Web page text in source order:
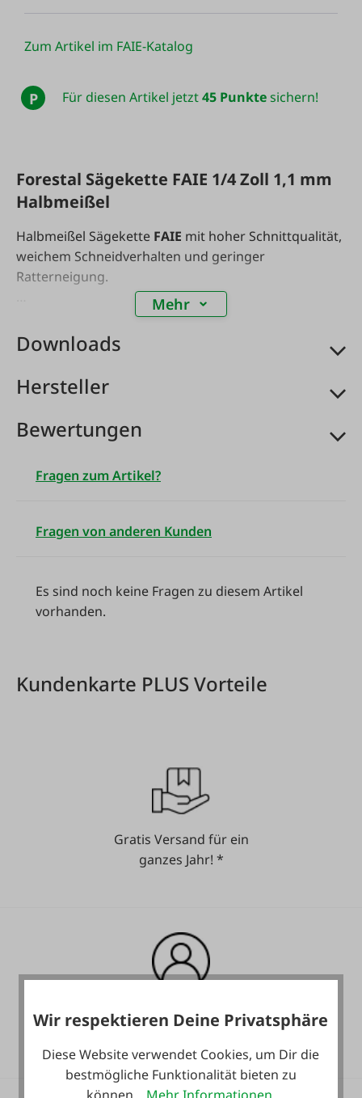
Zum Artikel im FAIE-Katalog
P Für diesen Artikel jetzt45 Punktesichern!
Forestal Sägekette FAIE 1/4 Zoll 1,1 mm
Halbmeißel
Halbmeißel Sägekette FAIE mit hoher Schnittqualität,
weichem Schneidverhalten und geringer
Ratterneigung.
Passt zu vielen Stihl Akku und Benzin Kettensägen
und Hochentaster.
Mehr
Downloads
Hersteller
Bewertungen
Fragen zum Artikel?
Fragen von anderen Kunden
Es sind noch keine Fragen zu diesem Artikel
vorhanden.
Kundenkarte PLUS Vorteile
Gratis Versand für ein
ganzes Jahr! *
Heute noch Service
inkludiert!
Wir respektieren Deine Privatsphäre
Diese Website verwendet Cookies, um Dir die
bestmögliche Funktionalität bieten zu